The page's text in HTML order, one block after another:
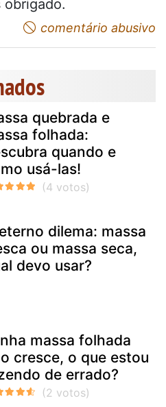
appreciate
comentário abusivo
quebrada e
folhada:
quando e
usá-las!
dilema: massa
ou massa seca,
devo usar?
massa folhada
cresce, o que estou
de errado?